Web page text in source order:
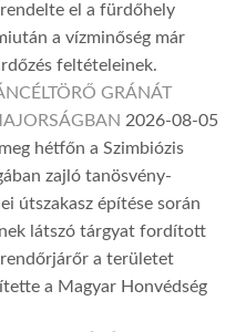
el a fürdőhely
a vízminőség már
feltételeinek.
GRÁNÁT
2026-08-05
hétfőn a Szimbiózis
zajló tanösvény-
útszakasz építése során
látszó tárgyat fordított
a területet
a Magyar Honvédség